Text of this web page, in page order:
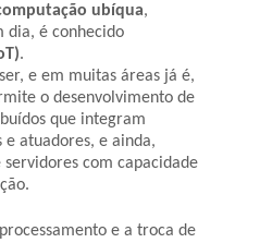
ubíqua,
dia, é conhecido
.
e em muitas áreas já é,
o desenvolvimento de
que integram
e atuadores, e ainda,
com capacidade
e a troca de